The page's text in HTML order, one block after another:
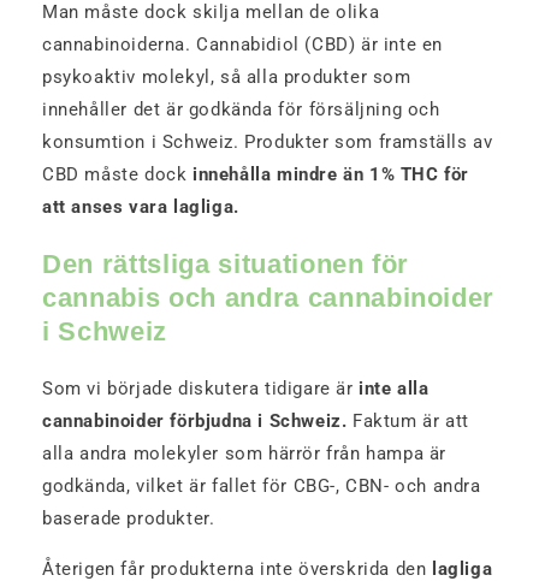
Man måste dock skilja mellan de olika
cannabinoiderna. Cannabidiol (CBD) är inte en
psykoaktiv molekyl, så alla produkter som
innehåller det är godkända för försäljning och
konsumtion i Schweiz. Produkter som framställs av
CBD måste dock innehålla mindre än 1% THC för
att anses vara lagliga.
Den rättsliga situationen för
cannabis och andra cannabinoider
i Schweiz
Som vi började diskutera tidigare är inte alla
cannabinoider förbjudna i Schweiz. Faktum är att
alla andra molekyler som härrör från hampa är
godkända, vilket är fallet för CBG-, CBN- och andra
baserade produkter.
Återigen får produkterna inte överskrida den lagliga